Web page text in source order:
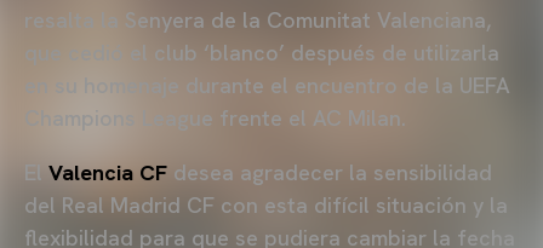
resalta la Senyera de la Comunitat Valenciana,
que cedió el club ‘blanco’ después de utilizarla
en su homenaje durante el encuentro de la UEFA
Champions League frente el AC Milan.
El Valencia CF desea agradecer la sensibilidad
del Real Madrid CF con esta difícil situación y la
flexibilidad para que se pudiera cambiar la fecha